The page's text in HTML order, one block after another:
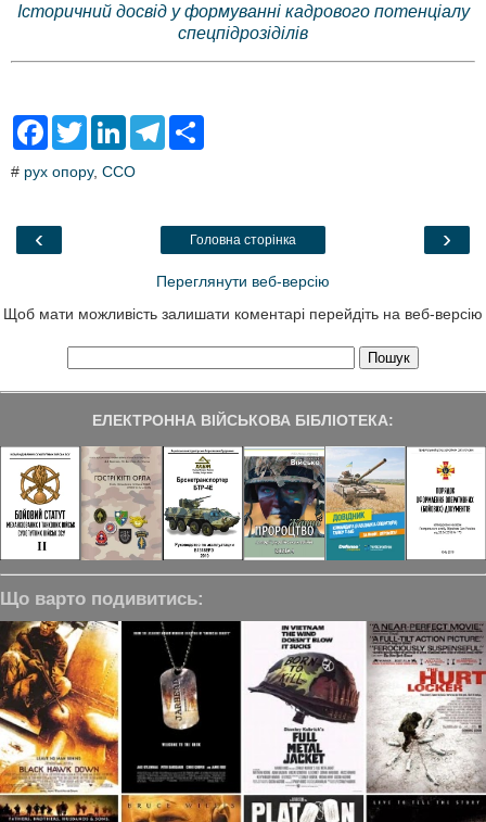
Історичний досвід у формуванні кадрового потенціалу
спецпідрозіділів
F
e
o
T
t
L
k
T
a
# рух опору, ССО
‹ ›
Головна сторінка
Переглянути веб-версію
Щоб мати можливість залишати коментарі перейдіть на веб-версію
ЕЛЕКТРОННА ВІЙСЬКОВА БІБЛІОТЕКА:
Що варто подивитись: